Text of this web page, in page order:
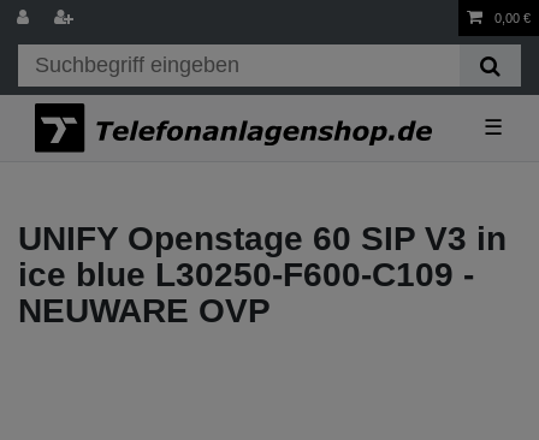
0,00 €
☰
UNIFY Openstage 60 SIP V3 in
ice blue L30250-F600-C109 -
NEUWARE OVP